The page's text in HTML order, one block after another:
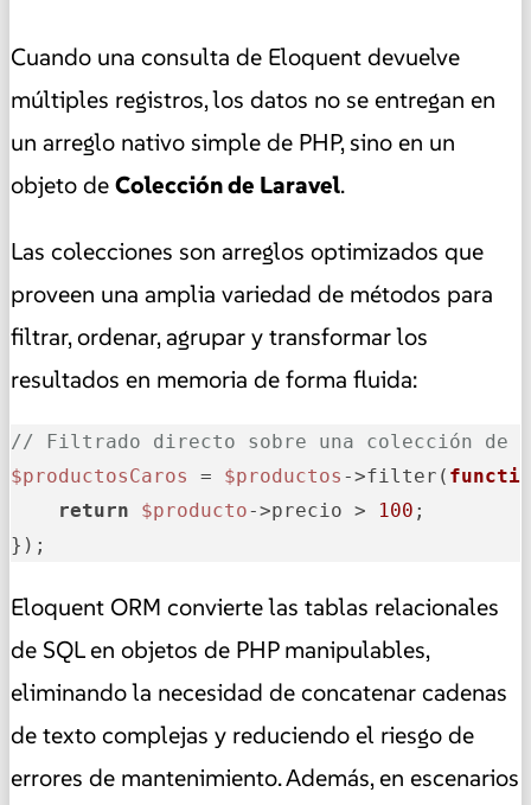
Cuando una consulta de Eloquent devuelve
múltiples registros, los datos no se entregan en
un arreglo nativo simple de PHP, sino en un
objeto deColección de Laravel.
Las colecciones son arreglos optimizados que
proveen una amplia variedad de métodos para
filtrar, ordenar, agrupar y transformar los
resultados en memoria de forma fluida:
// Filtrado directo sobre una colección de
$productosCaros
= $productos ->filter(
return
$producto->precio > 100 ;
});
Eloquent ORM convierte las tablas relacionales
de SQL en objetos de PHP manipulables,
eliminando la necesidad de concatenar cadenas
de texto complejas y reduciendo el riesgo de
errores de mantenimiento. Además, en escenarios